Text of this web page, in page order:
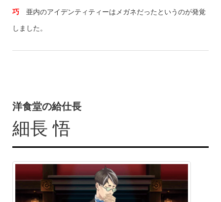
巧亜内のアイデンティティーはメガネだったというのが発覚
しました。
洋食堂の給仕長
細長 悟